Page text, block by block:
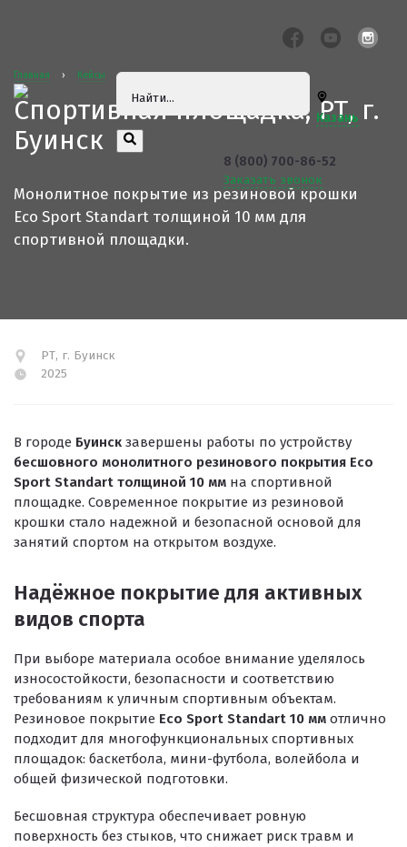
Казань
8 (800) 700-86-52
Заказать звонок
ПРОЕКТНЫЕ РЕШЕНИЯ ВОДОНЕПРОНИЦАЕМЫХ
ПРОЕКТНЫЕ РЕШЕНИЯ СПОРТИВНЫХ ПЛОЩАДОК
ПРОЕКТНЫЕ РЕШЕНИЯ ДЕТСКИХ ПЛОЩАДОК
ПРОЕКТНЫЕ РЕШЕНИЯ ПРОФЕССИОНАЛЬНЫХ БЕГОВЫХ
Антискользящее покрытие для бассейна
Водонепроницаемые покрытия
Покрытие для отмостки
Покрытие для эксплуатируемой кровли
Покрытия для беговых дорожек
Главная › Кейсы
Спортивная площадка, РТ, г.
Буинск
Монолитное покрытие из резиновой крошки
Eco Sport Standart толщиной 10 мм для
спортивной площадки.
РТ, г. Буинск
2025
В городе Буинск завершены работы по устройству
бесшовного монолитного резинового покрытия Eco
Sport Standart толщиной 10 мм на спортивной
площадке. Современное покрытие из резиновой
крошки стало надежной и безопасной основой для
занятий спортом на открытом воздухе.
Надёжное покрытие для активных
видов спорта
При выборе материала особое внимание уделялось
износостойкости, безопасности и соответствию
требованиям к уличным спортивным объектам.
Резиновое покрытие Eco Sport Standart 10 мм отлично
подходит для многофункциональных спортивных
площадок: баскетбола, мини-футбола, волейбола и
общей физической подготовки.
Бесшовная структура обеспечивает ровную
поверхность без стыков, что снижает риск травм и